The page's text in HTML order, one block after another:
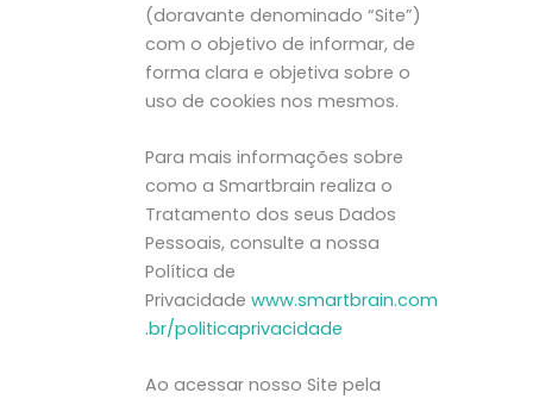
(doravante denominado “Site”)
com o objetivo de informar, de
forma clara e objetiva sobre o
uso de cookies nos mesmos.
Para mais informações sobre
como a Smartbrain realiza o
Tratamento dos seus Dados
Pessoais, consulte a nossa
Política de
Privacidade www.smartbrain.com
.br/politicaprivacidade
Ao acessar nosso Site pela